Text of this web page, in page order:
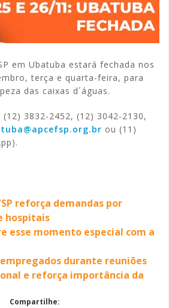
em Ubatuba estará fechada nos
terça e quarta-feira, para
das caixas d´águas.
3832-2452, (12) 3042-2130,
ou (11)
reforça demandas por
hospitais
esse momento especial com a
durante reuniões
e reforça importância da
Compartilhe: